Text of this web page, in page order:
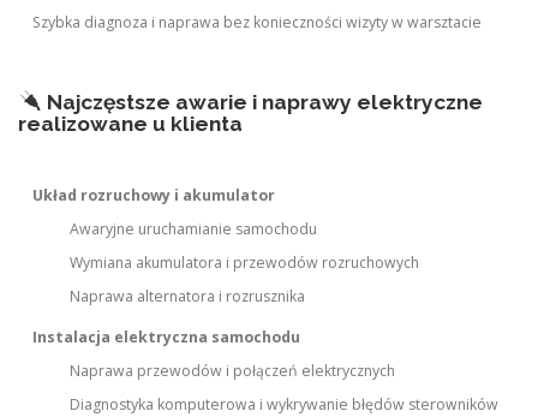
Szybka diagnoza i naprawa bez konieczności wizyty w warsztacie
Najczęstsze awarie i naprawy elektryczne
realizowane u klienta
Układ rozruchowy i akumulator
Awaryjne uruchamianie samochodu
Wymiana akumulatora i przewodów rozruchowych
Naprawa alternatora i rozrusznika
Instalacja elektryczna samochodu
Naprawa przewodów i połączeń elektrycznych
Diagnostyka komputerowa i wykrywanie błędów sterowników